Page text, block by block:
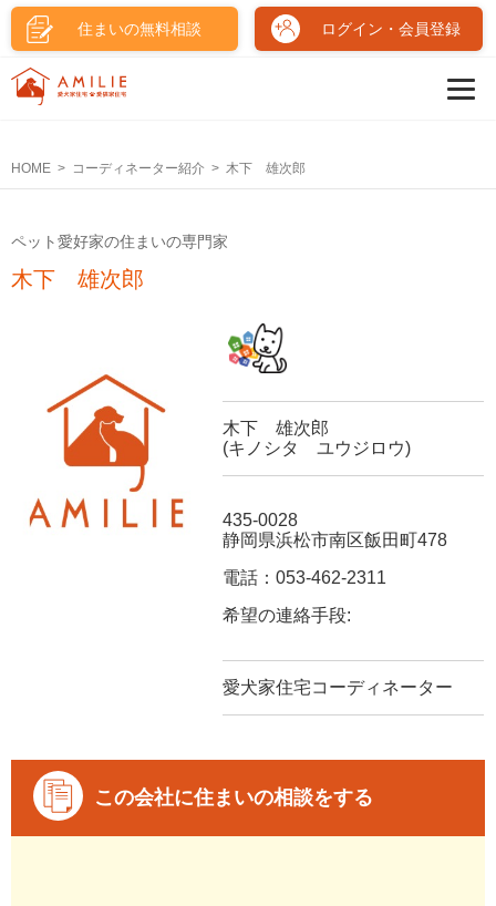
住まいの無料相談 ログイン・会員登録
HOME コーディネーター紹介 木下 雄次郎
ペット愛好家の住まいの専門家
木下 雄次郎
木下 雄次郎
(キノシタ ユウジロウ)
435-0028
静岡県浜松市南区飯田町478
電話：053-462-2311
希望の連絡手段:
愛犬家住宅コーディネーター
この会社に住まいの相談をする